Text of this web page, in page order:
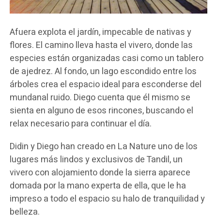
Afuera explota el jardín, impecable de nativas y
flores. El camino lleva hasta el vivero, donde las
especies están organizadas casi como un tablero
de ajedrez. Al fondo, un lago escondido entre los
árboles crea el espacio ideal para esconderse del
mundanal ruido. Diego cuenta que él mismo se
sienta en alguno de esos rincones, buscando el
relax necesario para continuar el día.
Didin y Diego han creado en La Nature uno de los
lugares más lindos y exclusivos de Tandil, un
vivero con alojamiento donde la sierra aparece
domada por la mano experta de ella, que le ha
impreso a todo el espacio su halo de tranquilidad y
belleza.